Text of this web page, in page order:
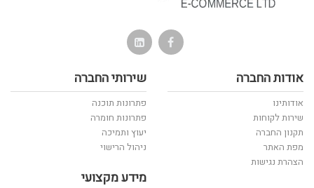
אודות החברה
אודותינו
שירות לקוחות
תקנון החברה
מפת האתר
הצהרת נגישות
שירותי החברה
פתרונות תוכנה
פתרונות חומרה
יעוץ ותמיכה
ניהול הרישוי
מידע מקצועי